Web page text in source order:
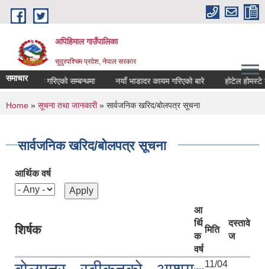
Skip to main content
अपिहिमाल गाउँपालिका
सुदुरपश्चिम प्रदेश, नेपाल सरकार
समाचार
सार्वजनिक गरिएको सम्बन्धमा नयाँ भाडादर कायम गरिएको बारे होटेल होमस्टे
You are here
Home » सूचना तथा जानकारी» सार्वजनिक खरिद/बोलपत्र सूचना
सार्वजनिक खरिद/बोलपत्र सूचना
आर्थिक वर्ष
शिर्षक
आ
र्थि
क
वर्ष
मिति
दस्तावे
ज
11/04